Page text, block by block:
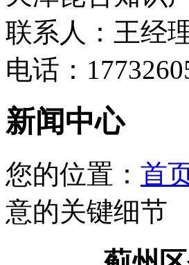
联系人：王经
电话：
新闻中心
您的位置： 首
意的关键细节